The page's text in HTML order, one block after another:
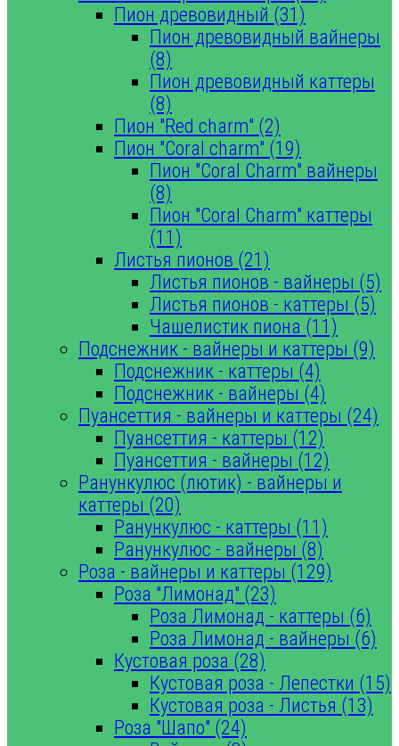
Пион древовидный (31)
Пион древовидный вайнеры
(8)
Пион древовидный каттеры
(8)
Пион "Red charm" (2)
Пион "Coral charm" (19)
Пион "Coral Charm" вайнеры
(8)
Пион "Coral Charm" каттеры
(11)
Листья пионов (21)
Листья пионов - вайнеры (5)
Листья пионов - каттеры (5)
Чашелистик пиона (11)
Подснежник - вайнеры и каттеры (9)
Подснежник - каттеры (4)
Подснежник - вайнеры (4)
Пуансеттия - вайнеры и каттеры (24)
Пуансеттия - каттеры (12)
Пуансеттия - вайнеры (12)
Ранункулюс (лютик) - вайнеры и
каттеры (20)
Ранункулюс - каттеры (11)
Ранункулюс - вайнеры (8)
Роза - вайнеры и каттеры (129)
Роза "Лимонад" (23)
Роза Лимонад - каттеры (6)
Роза Лимонад - вайнеры (6)
Кустовая роза (28)
Кустовая роза - Лепестки (15)
Кустовая роза - Листья (13)
Роза "Шапо" (24)